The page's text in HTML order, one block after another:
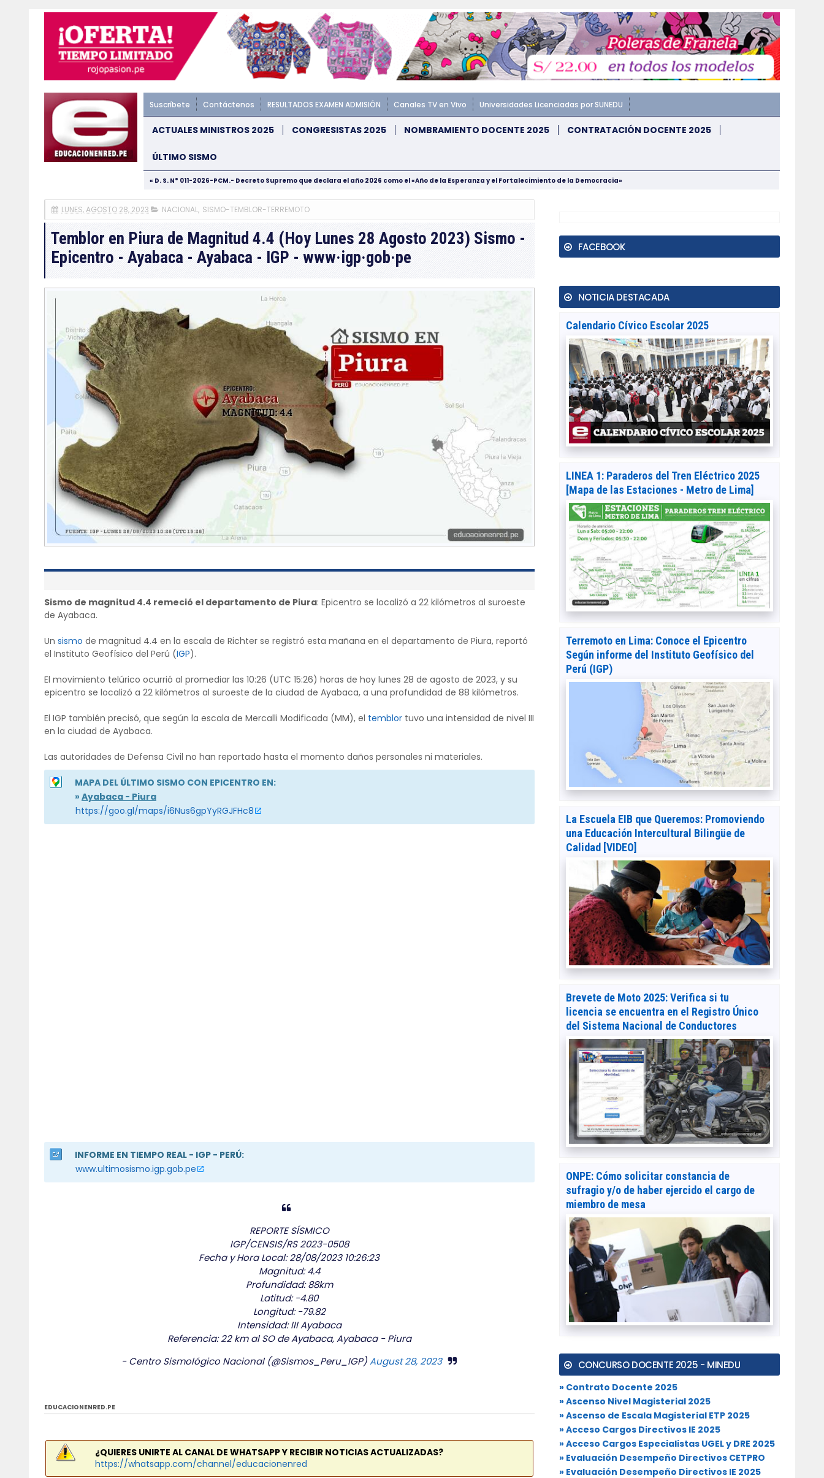
Suscríbete Contáctenos RESULTADOS EXAMEN ADMISIÓN Canales TV en Vivo Universidades Licenciadas por SUNEDU
ACTUALES MINISTROS 2025 CONGRESISTAS 2025 NOMBRAMIENTO DOCENTE 2025 CONTRATACIÓN DOCENTE 2025
ÚLTIMO SISMO
« D. S. N° 011-2026-PCM.- Decreto Supremo que declara el año 2026 como el «Año de la Esperanza y el Fortalecimiento de la Democracia»
LUNES, AGOSTO 28, 2023 NACIONAL, SISMO-TEMBLOR-TERREMOTO
Temblor en Piura de Magnitud 4.4 (Hoy Lunes 28 Agosto 2023) Sismo -
Epicentro - Ayabaca - Ayabaca - IGP - www·igp·gob·pe
Sismo de magnitud 4.4 remeció el departamento de Piura: Epicentro se localizó a 22 kilómetros al suroeste
de Ayabaca.
Un sismo de magnitud 4.4 en la escala de Richter se registró esta mañana en el departamento de Piura, reportó
el Instituto Geofísico del Perú (IGP).
El movimiento telúrico ocurrió al promediar las 10:26 (UTC 15:26) horas de hoy lunes 28 de agosto de 2023, y su
epicentro se localizó a 22 kilómetros al suroeste de la ciudad de Ayabaca, a una profundidad de 88 kilómetros.
El IGP también precisó, que según la escala de Mercalli Modificada (MM), el temblor tuvo una intensidad de nivel III
en la ciudad de Ayabaca.
Las autoridades de Defensa Civil no han reportado hasta el momento daños personales ni materiales.
MAPA DEL ÚLTIMO SISMO CON EPICENTRO EN:
» Ayabaca - Piura
https://goo.gl/maps/i6Nus6gpYyRGJFHc8
INFORME EN TIEMPO REAL - IGP - PERÚ:
www.ultimosismo.igp.gob.pe
REPORTE SÍSMICO
IGP/CENSIS/RS 2023-0508
Fecha y Hora Local: 28/08/2023 10:26:23
Magnitud: 4.4
Profundidad: 88km
Latitud: -4.80
Longitud: -79.82
Intensidad: III Ayabaca
Referencia: 22 km al SO de Ayabaca, Ayabaca - Piura
- Centro Sismológico Nacional (@Sismos_Peru_IGP)August 28, 2023
EDUCACIONENRED.PE
¿QUIERES UNIRTE AL CANAL DE WHATSAPP Y RECIBIR NOTICIAS ACTUALIZADAS?
https://whatsapp.com/channel/educacionenred
FACEBOOK
NOTICIA DESTACADA
Calendario Cívico Escolar 2025
LINEA 1: Paraderos del Tren Eléctrico 2025
[Mapa de las Estaciones - Metro de Lima]
Terremoto en Lima: Conoce el Epicentro
Según informe del Instituto Geofísico del
Perú (IGP)
La Escuela EIB que Queremos: Promoviendo
una Educación Intercultural Bilingüe de
Calidad [VIDEO]
Brevete de Moto 2025: Verifica si tu
licencia se encuentra en el Registro Único
del Sistema Nacional de Conductores
ONPE: Cómo solicitar constancia de
sufragio y/o de haber ejercido el cargo de
miembro de mesa
CONCURSO DOCENTE 2025 - MINEDU
» Contrato Docente 2025
» Ascenso Nivel Magisterial 2025
» Ascenso de Escala Magisterial ETP 2025
» Acceso Cargos Directivos IE 2025
» Acceso Cargos Especialistas UGEL y DRE 2025
» Evaluación Desempeño Directivos CETPRO
» Evaluación Desempeño Directivos IE 2025